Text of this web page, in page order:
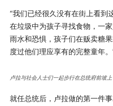
“我们已经很久没有在街上看到
在垃圾中为孩子寻找食物，一
雨水和恐惧，孩子们在贩卖糖
度过他们理应享有的完整童年。
卢拉与社会人士们一起步行在总统府前坡上
就任总统后，卢拉做的第一件